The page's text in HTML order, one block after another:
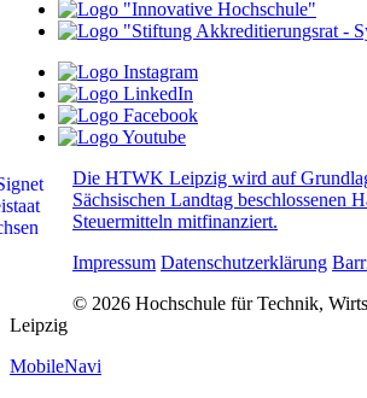
Die HTWK Leipzig wird auf
Sächsischen Landtag beschlossenen
Steuermitteln mitfinanziert.
Impressum Datenschutzerklärung
© 2026 Hochschule für Technik,
Leipzig
MobileNavi